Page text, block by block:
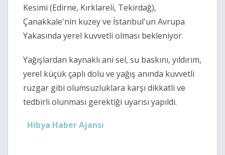
Kesimi (Edirne, Kırklareli, Tekirdağ),
Çanakkale'nin kuzey ve İstanbul'un Avrupa
Yakasında yerel kuvvetli olması bekleniyor.
Yağışlardan kaynaklı ani sel, su baskını, yıldırım,
yerel küçük çaplı dolu ve yağış anında kuvvetli
rüzgar gibi olumsuzluklara karşı dikkatli ve
tedbirli olunması gerektiği uyarısı yapıldı.
Hibya Haber Ajansı